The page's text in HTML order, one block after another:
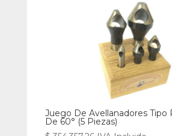
Juego De Avellanadores Tipo
De 60° (5 Piezas)